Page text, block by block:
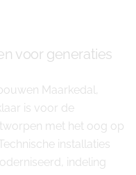
voor generaties
Maarkedal,
is voor de
met het oog op
installaties
indeling